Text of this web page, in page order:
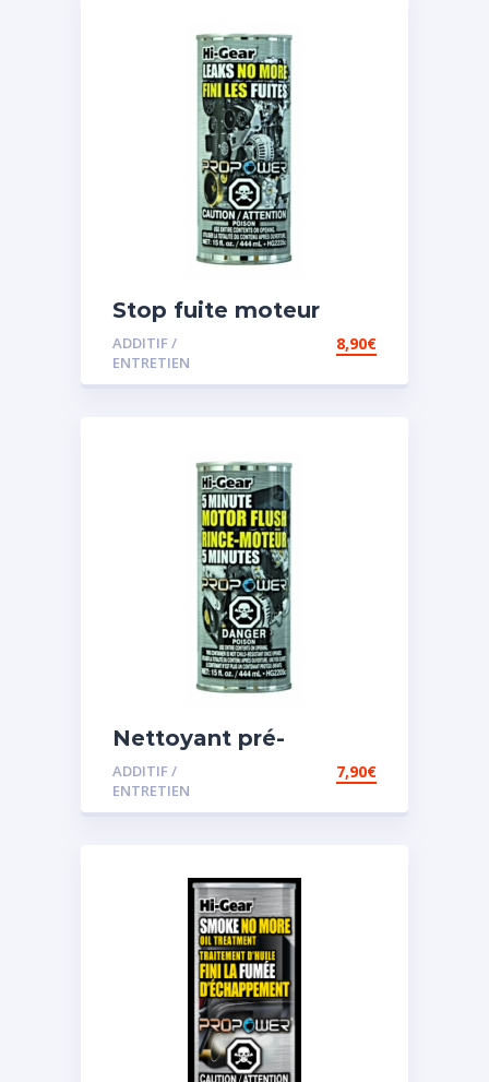
Stop fuite moteur
ADDITIF /
ENTRETIEN
8,90€
Nettoyant pré-
vidange
ADDITIF /
ENTRETIEN
7,90€